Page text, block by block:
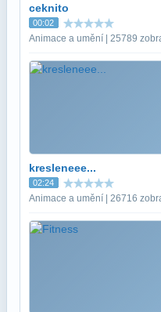
ceknito
00:02
Animace a umění | 25789
kresleneee...
02:24
Animace a umění | 26716